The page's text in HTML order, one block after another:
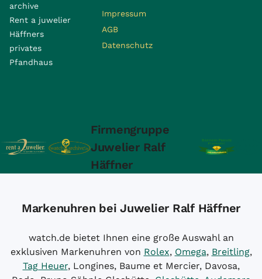
archive
Rent a juwelier
Häffners
privates
Pfandhaus
Impressum
AGB
Datenschutz
Firmengruppe
Juwelier Ralf
Häffner
Markenuhren bei Juwelier Ralf Häffner
watch.de bietet Ihnen eine große Auswahl an
exklusiven Markenuhren von Rolex, Omega, Breitling,
Tag Heuer, Longines, Baume et Mercier, Davosa,